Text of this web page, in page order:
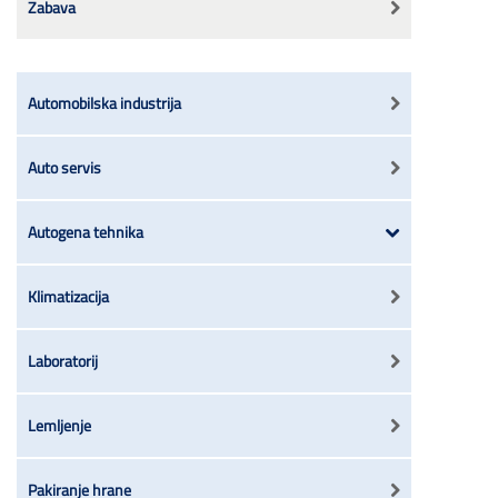
Zabava
Automobilska industrija
Auto servis
Autogena tehnika
Klimatizacija
Laboratorij
Lemljenje
Pakiranje hrane